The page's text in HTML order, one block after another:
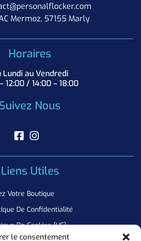
le consentement
Mermoz, 57155 Marly
Horaires
Lundi au Vendredi
12:00 / 14:00 – 18:00
Suivez Nous
Liens Utiles
Votre Boutique
De Confidentialité
De Cookies (UE)